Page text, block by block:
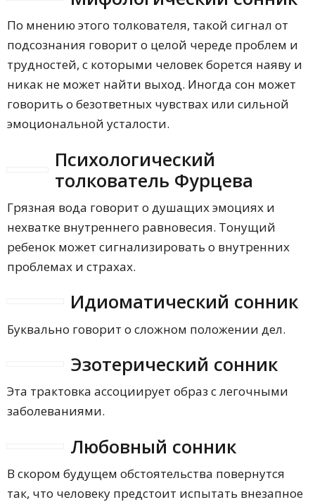
По мнению этого толкователя, такой сигнал от
подсознания говорит о целой череде проблем и
трудностей, с которыми человек борется наяву и
никак не может найти выход. Иногда сон может
говорить о безответных чувствах или сильной
эмоциональной усталости.
Психологический
толкователь Фурцева
Грязная вода говорит о душащих эмоциях и
нехватке внутреннего равновесия. Тонущий
ребенок может сигнализировать о внутренних
проблемах и страхах.
Идиоматический сонник
Буквально говорит о сложном положении дел.
Эзотерический сонник
Эта трактовка ассоциирует образ с легочными
заболеваниями.
Любовный сонник
В скором будущем обстоятельства повернутся
так, что человеку предстоит испытать внезапное